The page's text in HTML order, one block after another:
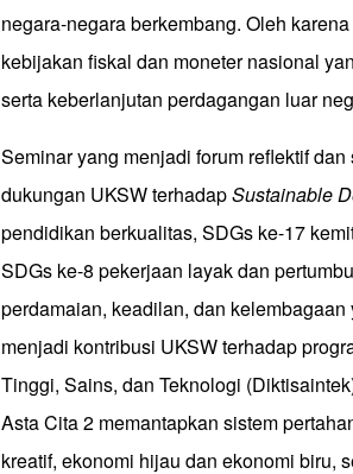
negara-negara berkembang. Oleh
kebijakan fiskal dan moneter nasional
serta keberlanjutan perdagangan luar
Seminar yang menjadi forum reflektif
dukungan UKSW terhadapSustainable
pendidikan berkualitas, SDGs ke-17
SDGs ke-8 pekerjaan layak dan
perdamaian, keadilan, dan
menjadi kontribusi UKSW terhadap
Tinggi, Sains, dan Teknologi
Asta Cita 2 memantapkan sistem
kreatif, ekonomi hijau dan ekonomi biru,